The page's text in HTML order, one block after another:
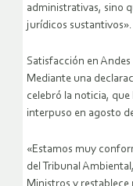
administrativas, sino
jurídicos sustantivos».
Satisfacción en Andes
Mediante una
celebró la noticia,
interpuso en agosto
«Estamos muy
del Tribunal